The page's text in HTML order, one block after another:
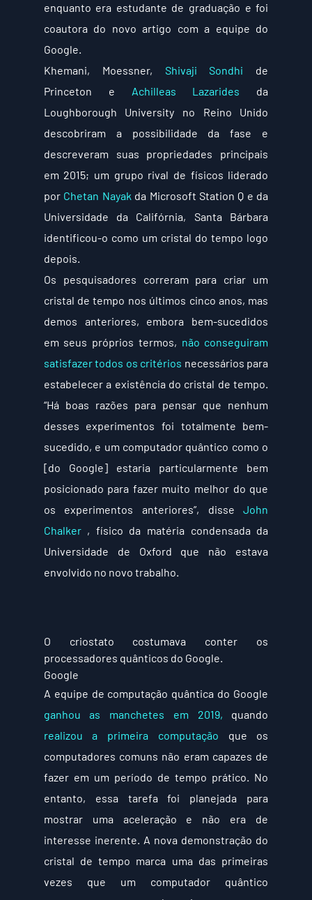
enquanto era estudante de graduação e foi
coautora do novo artigo com a equipe do
Google.
Khemani, Moessner, Shivaji Sondhi de
Princeton e Achilleas Lazarides da
Loughborough University no Reino Unido
descobriram a possibilidade da fase e
descreveram suas propriedades principais
em 2015; um grupo rival de físicos liderado
por Chetan Nayak da Microsoft Station Q e da
Universidade da Califórnia, Santa Bárbara
identificou-o como um cristal do tempo logo
depois.
Os pesquisadores correram para criar um
cristal de tempo nos últimos cinco anos, mas
demos anteriores, embora bem-sucedidos
em seus próprios termos, não conseguiram
satisfazer todos os critérios necessários para
estabelecer a existência do cristal de tempo.
“Há boas razões para pensar que nenhum
desses experimentos foi totalmente bem-
sucedido, e um computador quântico como o
[do Google] estaria particularmente bem
posicionado para fazer muito melhor do que
os experimentos anteriores”, disse John
Chalker , físico da matéria condensada da
Universidade de Oxford que não estava
envolvido no novo trabalho.
O criostato costumava conter os
processadores quânticos do Google.
Google
ganhou as manchetes em 2019,
realizou a primeira computação que os
computadores comuns não eram capazes de
fazer em um período de tempo prático. No
entanto, essa tarefa foi planejada para
mostrar uma aceleração e não era de
interesse inerente. A nova demonstração do
cristal de tempo marca uma das primeiras
vezes que um computador quântico